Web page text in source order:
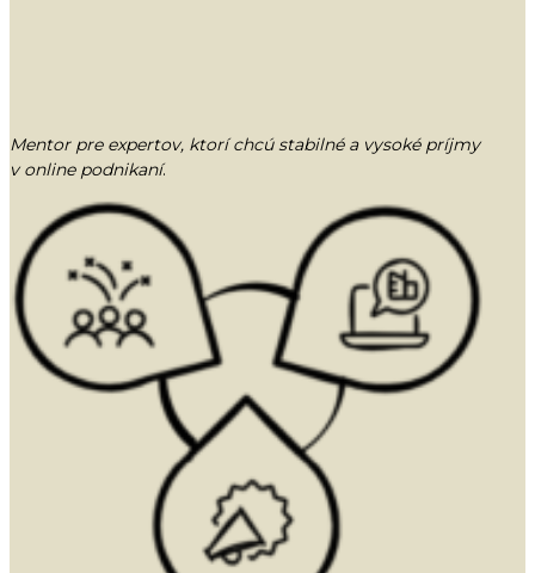
Mentor pre expertov, ktorí chcú stabilné a vysoké príjmy
v online podnikaní.